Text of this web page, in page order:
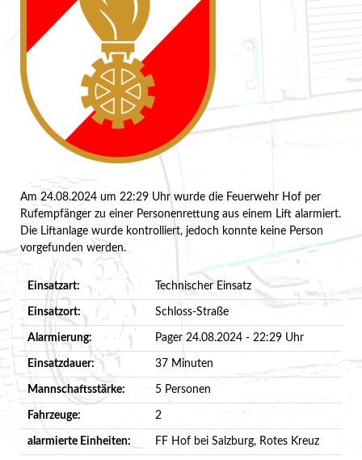
Am 24.08.2024 um 22:29 Uhr wurde die Feuerwehr Hof per
Rufempfänger zu einer Personenrettung aus einem Lift alarmiert.
Die Liftanlage wurde kontrolliert, jedoch konnte keine Person
vorgefunden werden.
Einsatzart: Technischer Einsatz
Einsatzort: Schloss-Straße
Alarmierung: Pager 24.08.2024 - 22:29 Uhr
Einsatzdauer: 37 Minuten
Mannschaftsstärke: 5 Personen
Fahrzeuge: 2
alarmierte Einheiten: FF Hof bei Salzburg, Rotes Kreuz